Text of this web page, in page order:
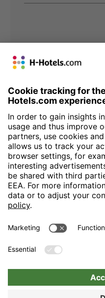
H-Hotels.com is the sponser
Follow H-Hotels.com for